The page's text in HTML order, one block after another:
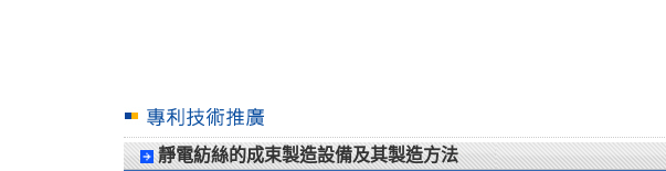
靜電紡絲的成束製造設備及其製造方法